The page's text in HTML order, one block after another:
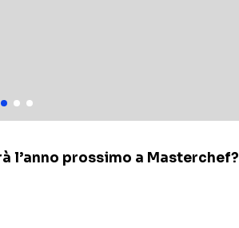
l’anno prossimo a Masterchef?